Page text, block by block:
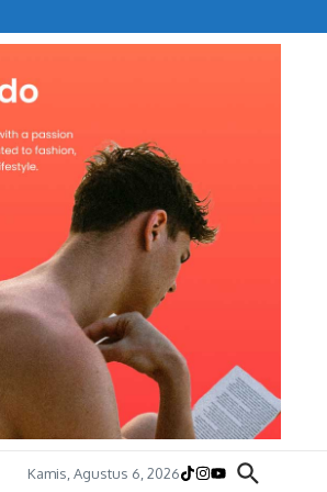
Kamis, Agustus 6, 2026